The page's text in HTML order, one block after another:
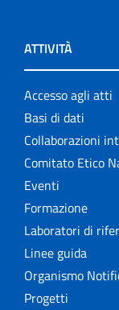
ATTIVITÀ
Accesso agli atti
Basi di dati
Collaborazioni
Comitato Etico
Eventi
Formazione
Laboratori di
Linee guida
Organismo
Progetti